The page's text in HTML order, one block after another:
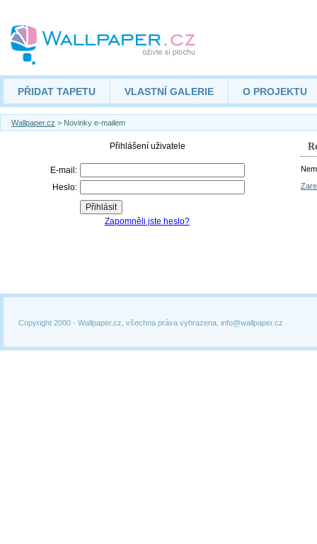
PŘIDAT TAPETU VLASTNÍ GALERIE O PROJEKTU
Wallpaper.cz > Novinky e-mailem
Copyright 2000 - Wallpaper.cz, všechna práva vyhrazena, info@wallpaper.cz